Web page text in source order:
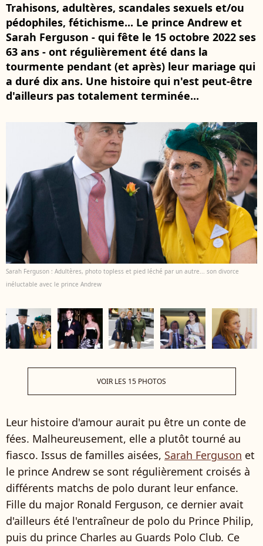
Trahisons, adultères, scandales sexuels et/ou
pédophiles, fétichisme... Le prince Andrew et
Sarah Ferguson - qui fête le 15 octobre 2022 ses
63 ans - ont régulièrement été dans la
tourmente pendant (et après) leur mariage qui
a duré dix ans. Une histoire qui n'est peut-être
d'ailleurs pas totalement terminée...
Sarah Ferguson : Adultères, photo topless et pied léché par un autre... son divorce
inéluctable avec le prince Andrew
VOIR LES 15 PHOTOS
Leur histoire d'amour aurait pu être un conte de
fées. Malheureusement, elle a plutôt tourné au
fiasco. Issus de familles aisées, Sarah Ferguson et
le prince Andrew se sont régulièrement croisés à
différents matchs de polo durant leur enfance.
Fille du major Ronald Ferguson, ce dernier avait
d'ailleurs été l'entraîneur de polo du Prince Philip,
puis du prince Charles au Guards Polo Club. Ce